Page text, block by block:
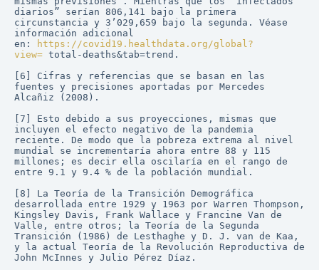
diarios” serían 806,141 bajo la primera
circunstancia y 3’029,659 bajo la segunda. Véase
información adicional
en:
https://covid19.healthdata.org/global?
view= total-deaths&tab=trend.
[6] Cifras y referencias que se basan en las
fuentes y precisiones aportadas por Mercedes
Alcañiz (2008).
[7] Esto debido a sus proyecciones, mismas que
incluyen el efecto negativo de la pandemia
reciente. De modo que la pobreza extrema al nivel
mundial se incrementaría ahora entre 88 y 115
millones; es decir ella oscilaría en el rango de
entre 9.1 y 9.4 % de la población mundial.
[8] La Teoría de la Transición Demográfica
desarrollada entre 1929 y 1963 por Warren Thompson,
Kingsley Davis, Frank Wallace y Francine Van de
Valle, entre otros; la Teoría de la Segunda
Transición (1986) de Lesthaghe y D. J. van de Kaa,
y la actual Teoría de la Revolución Reproductiva de
John McInnes y Julio Pérez Díaz.